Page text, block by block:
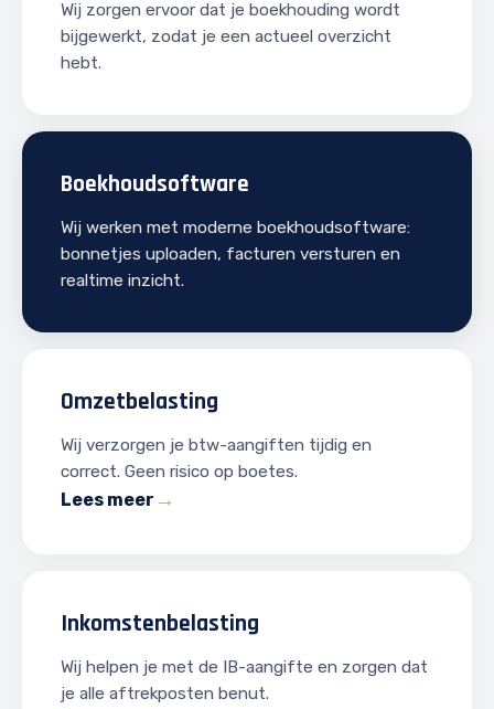
Wij zorgen ervoor dat je boekhouding wordt
bijgewerkt, zodat je een actueel overzicht
hebt.
Boekhoudsoftware
Wij werken met moderne boekhoudsoftware:
bonnetjes uploaden, facturen versturen en
realtime inzicht.
Omzetbelasting
Wij verzorgen je btw-aangiften tijdig en
correct. Geen risico op boetes.
Lees meer
Inkomstenbelasting
Wij helpen je met de IB-aangifte en zorgen dat
je alle aftrekposten benut.